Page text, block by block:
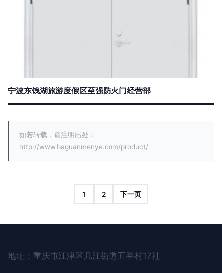
宁波东钱湖旅游度假区至强防火门经营部
如若转载，请注明出处：
http://www.baguanmenye.com/product/
1 2 下一页
地址：重庆市江津区几江街道五举村17社